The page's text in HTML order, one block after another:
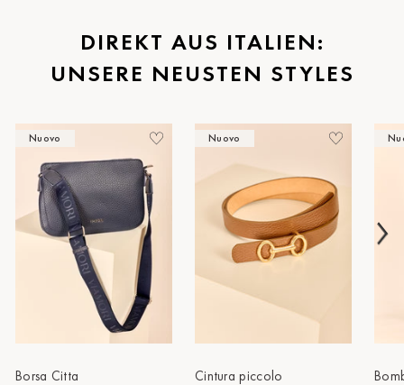
St.Pölten
Staufen
Timmendorf
Tulln
Tuttlingen
Wien Hietzing (13.Bez.)
Zwettl
DIREKT AUS ITALIEN:
UNSERE NEUSTEN STYLES
Nuovo
Borsa Citta
Nuovo
Cintura piccolo